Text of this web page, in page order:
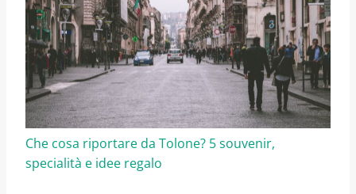
Che cosa riportare da Tolone? 5 souvenir,
specialità e idee regalo